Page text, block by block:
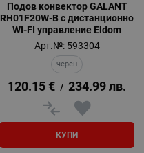
Подов конвектор GALANT
RH01F20W-B с дистанционно
WI-FI управление Eldom
Арт.№: 593304
черен
120.15 € / 234.99 лв.
КУПИ